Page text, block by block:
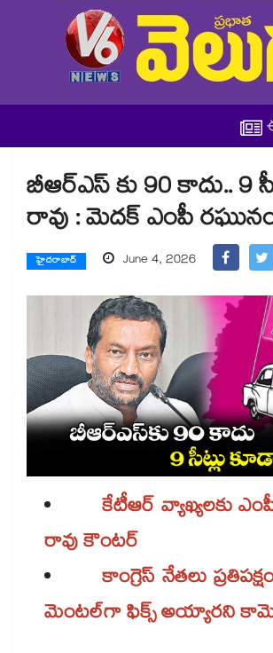
బీఆర్ఎస్‌ కు 90 కాదు.. 9
రావు : మెదక్ ఎంపీ
హైదరాబాద్ June 4, 2026
కేటీఆర్ వ్యాఖ్యలకు
రావు కౌంటర్
కాంగ్రెస్ నేతలు
మెంటల్‌‌గా ఫిక్స్ అయ్యారని